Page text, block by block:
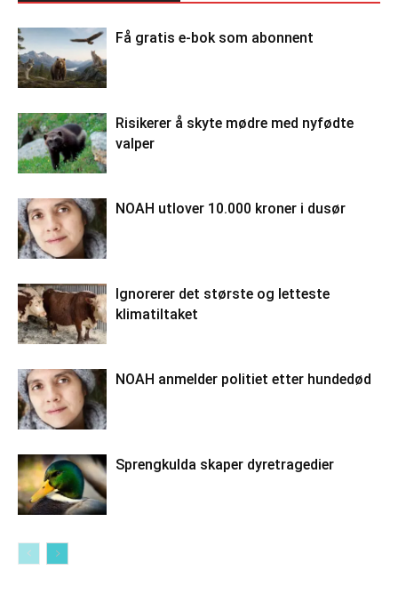
Få gratis e-bok som abonnent
Risikerer å skyte mødre med nyfødte
valper
NOAH utlover 10.000 kroner i dusør
Ignorerer det største og letteste
klimatiltaket
NOAH anmelder politiet etter hundedød
Sprengkulda skaper dyretragedier